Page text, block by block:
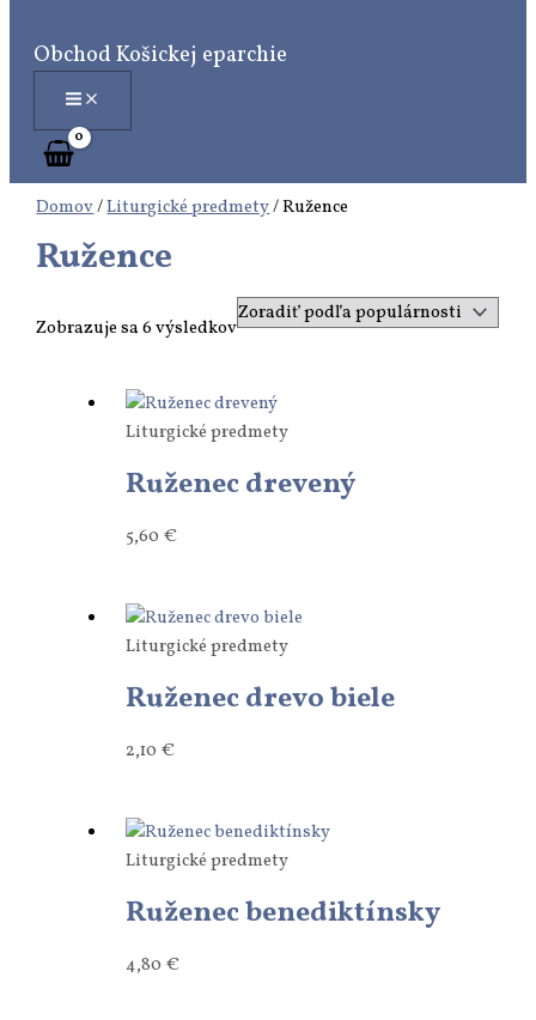
obsah
Obchod Košickej eparchie
ľ
a
n
e
Domov/Liturgické predmety/ Ružence
Ružence
Zobrazuje sa 6 výsledkov
podľa
Liturgické predmety
Ruženec drevený
5,60 €
Liturgické predmety
Ruženec drevo biele
2,10 €
Liturgické predmety
Ruženec benediktínsky
4,80 €